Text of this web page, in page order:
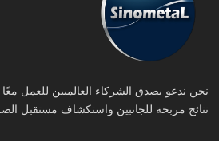
نحن ندعو بصدق الشركاء العالميين للعمل معًا
نتائج مربحة للجانبين واستكشاف مستقبل